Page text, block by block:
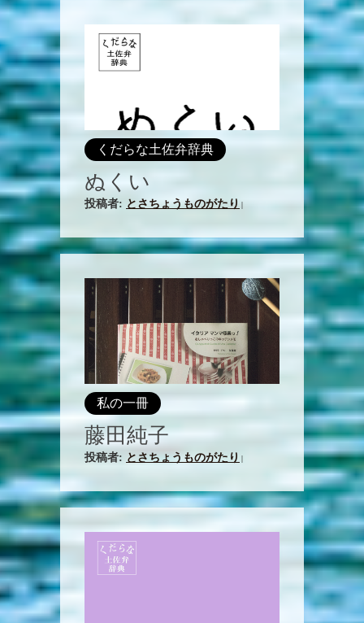
くだらな土佐弁辞典
ぬくい
投稿者: とさちょうものがたり
私の一冊
藤田純子
投稿者: とさちょうものがたり